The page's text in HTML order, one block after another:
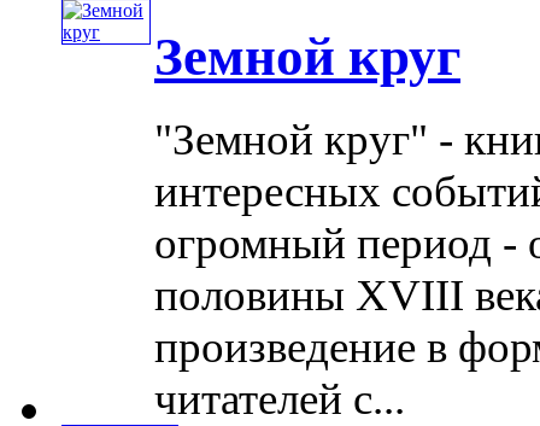
Земной круг
"Земной круг" -
интересных
огромный период -
половины XVIII
произведение в
читателей с...